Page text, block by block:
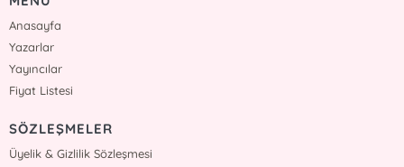
Anasayfa
Yazarlar
Yayıncılar
Fiyat Listesi
SÖZLEŞMELER
Üyelik & Gizlilik Sözleşmesi